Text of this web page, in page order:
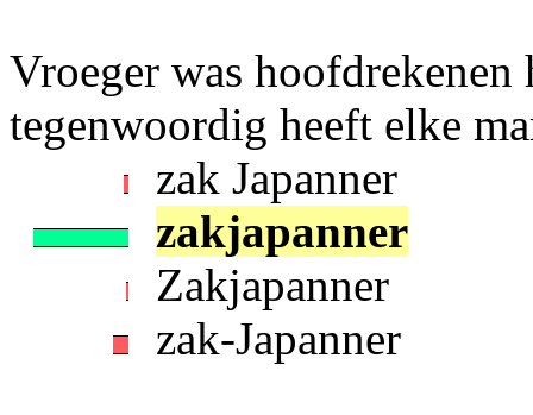
Vroeger was
tegenwoordig heeft elke
zak Japanner
zakjapanner
Zakjapanner
zak-Japanner